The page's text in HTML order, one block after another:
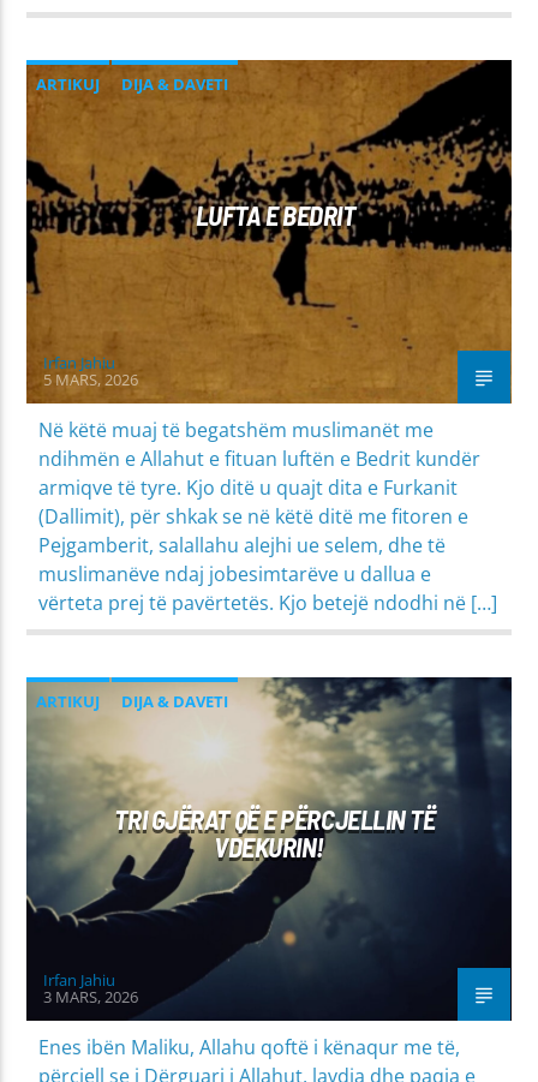
ARTIKUJ DIJA & DAVETI
LUFTA E BEDRIT
Irfan Jahiu
5 MARS, 2026
Në këtë muaj të begatshëm muslimanët me
ndihmën e Allahut e fituan luftën e Bedrit kundër
armiqve të tyre. Kjo ditë u quajt dita e Furkanit
(Dallimit), për shkak se në këtë ditë me fitoren e
Pejgamberit, salallahu alejhi ue selem, dhe të
muslimanëve ndaj jobesimtarëve u dallua e
vërteta prej të pavërtetës. Kjo betejë ndodhi në […]
ARTIKUJ
DIJA & DAVETI
MIRËSJELLJA - EDUKATA FETARE
TRI GJËRAT QË E PËRCJELLIN TË
VDEKURIN!
Irfan Jahiu
3 MARS, 2026
Enes ibën Maliku, Allahu qoftë i kënaqur me të,
përcjell se i Dërguari i Allahut, lavdia dhe paqja e